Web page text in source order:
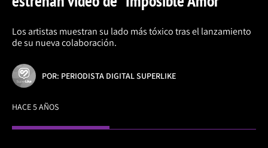
Los artistas muestran su lado más tóxico tras el lanzamiento
de su nueva colaboración.
POR: PERIODISTA DIGITAL SUPERLIKE
HACE 5 AÑOS